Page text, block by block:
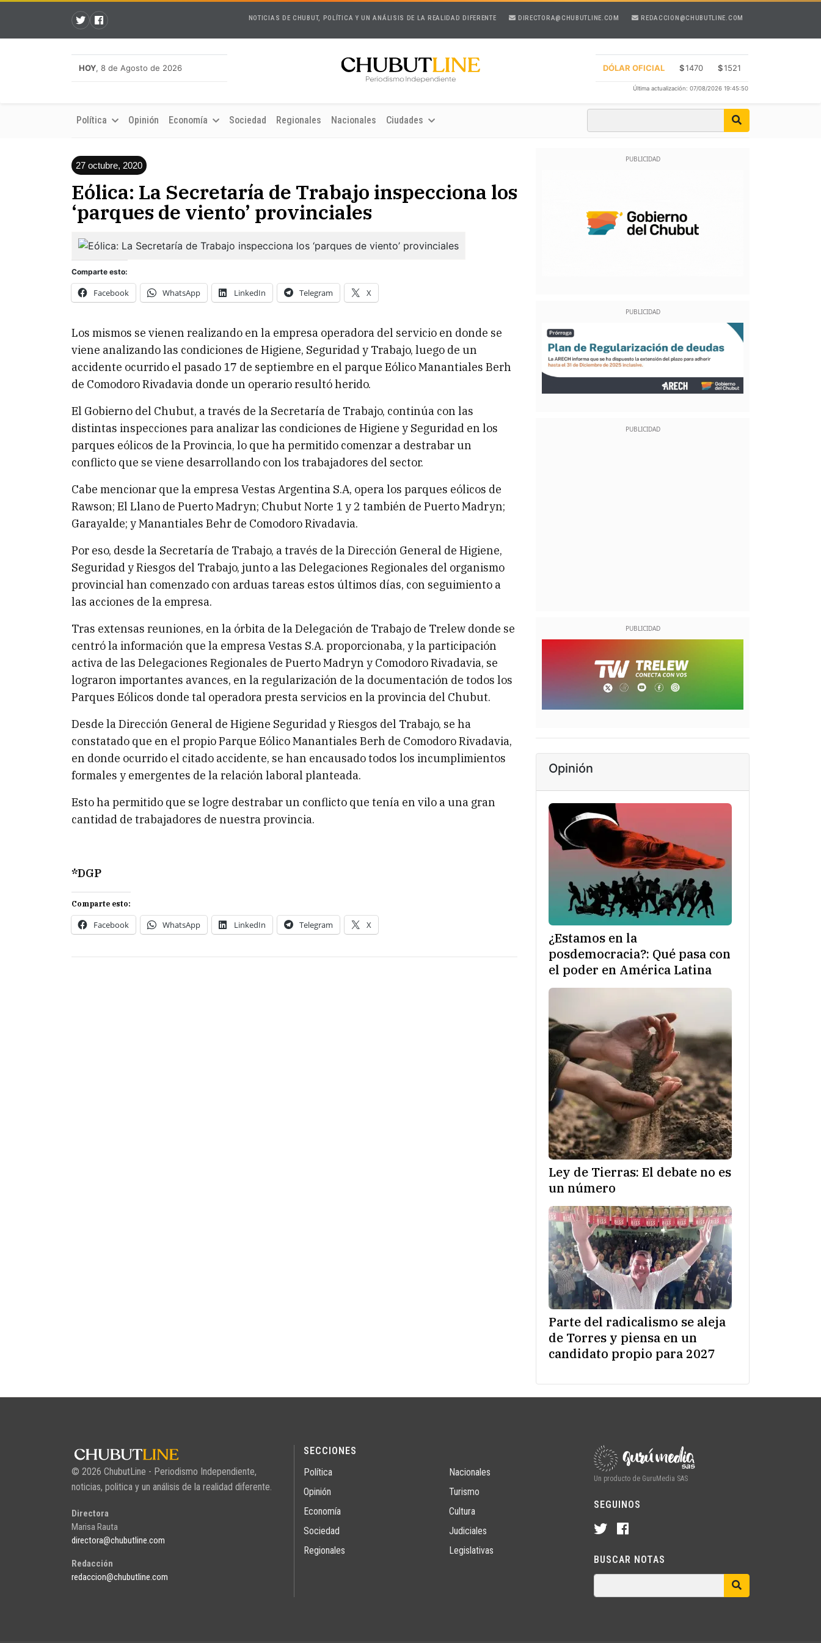
NOTICIAS DE CHUBUT, POLÍTICA Y UN ANÁLISIS DE LA REALIDAD DIFERENTE DIRECTORA@CHUBUTLINE.COM REDACCION@CHUBUTLINE.COM
HOY, 8 de Agosto de 2026 DÓLAR OFICIAL $1470 $1521
Última actualización: 07/08/2026 19:45:50
Política Opinión Economía Sociedad Regionales Nacionales Ciudades
27 octubre, 2020
Eólica: La Secretaría de Trabajo inspecciona los
‘parques de viento’ provinciales
Comparte esto:
Facebook WhatsApp LinkedIn Telegram X
Los mismos se vienen realizando en la empresa operadora del servicio en donde se
viene analizando las condiciones de Higiene, Seguridad y Trabajo, luego de un
accidente ocurrido el pasado 17 de septiembre en el parque Eólico Manantiales Berh
de Comodoro Rivadavia donde un operario resultó herido.
El Gobierno del Chubut, a través de la Secretaría de Trabajo, continúa con las
distintas inspecciones para analizar las condiciones de Higiene y Seguridad en los
parques eólicos de la Provincia, lo que ha permitido comenzar a destrabar un
conflicto que se viene desarrollando con los trabajadores del sector.
Cabe mencionar que la empresa Vestas Argentina S.A, opera los parques eólicos de
Rawson; El Llano de Puerto Madryn; Chubut Norte 1 y 2 también de Puerto Madryn;
Garayalde; y Manantiales Behr de Comodoro Rivadavia.
Por eso, desde la Secretaría de Trabajo, a través de la Dirección General de Higiene,
Seguridad y Riesgos del Trabajo, junto a las Delegaciones Regionales del organismo
provincial han comenzado con arduas tareas estos últimos días, con seguimiento a
las acciones de la empresa.
Tras extensas reuniones, en la órbita de la Delegación de Trabajo de Trelew donde se
centró la información que la empresa Vestas S.A. proporcionaba, y la participación
activa de las Delegaciones Regionales de Puerto Madryn y Comodoro Rivadavia, se
lograron importantes avances, en la regularización de la documentación de todos los
Parques Eólicos donde tal operadora presta servicios en la provincia del Chubut.
Desde la Dirección General de Higiene Seguridad y Riesgos del Trabajo, se ha
constatado que en el propio Parque Eólico Manantiales Berh de Comodoro Rivadavia,
en donde ocurrido el citado accidente, se han encausado todos los incumplimientos
formales y emergentes de la relación laboral planteada.
Esto ha permitido que se logre destrabar un conflicto que tenía en vilo a una gran
cantidad de trabajadores de nuestra provincia.
*DGP
Comparte esto:
Facebook WhatsApp LinkedIn Telegram X
Opinión
¿Estamos en la
posdemocracia?: Qué pasa con
el poder en América Latina
Ley de Tierras: El debate no es
un número
Parte del radicalismo se aleja
de Torres y piensa en un
candidato propio para 2027
© 2026 ChubutLine - Periodismo Independiente,
noticias, politica y un análisis de la realidad diferente.
Directora
Marisa Rauta
directora@chubutline.com
Redacción
redaccion@chubutline.com
SECCIONES
Política
Opinión
Economía
Sociedad
Regionales
Nacionales
Turismo
Cultura
Judiciales
Legislativas
Un producto de GuruMedia SAS
SEGUINOS
BUSCAR NOTAS